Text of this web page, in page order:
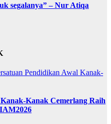
segalanya” – Nur Atiqa
Pendidikan Awal Kanak-
Kanak Cemerlang Raih